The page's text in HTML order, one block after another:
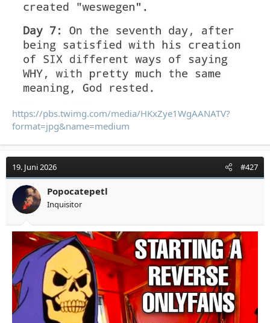
https://pbs.twimg.com/media/HKxZye1WgAANATV?
format=jpg&name=medium
19. Juni 2026 #427
Popocatepetl
Inquisitor